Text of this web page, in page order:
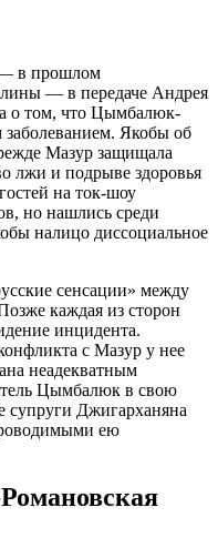
— в прошлом
— в передаче Андрея
о том, что Цымбалюк-
заболеванием. Якобы об
Мазур защищала
лжи и подрыве здоровья
на ток-шоу
но нашлись среди
налицо диссоциальное
сенсации» между
каждая из сторон
инцидента.
с Мазур у нее
неадекватным
Цымбалюк в свою
супруги Джигарханяна
ею